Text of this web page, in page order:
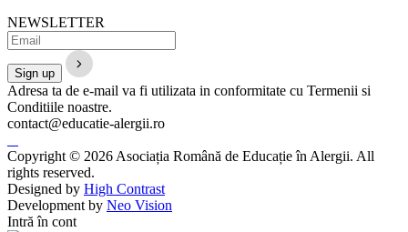
NEWSLETTER
Adresa ta de e-mail va fi utilizata in conformitate cu Termenii si
Conditiile noastre.
contact@educatie-alergii.ro
Copyright © 2026 Asociația Română de Educație în Alergii. All
rights reserved.
Designed by High Contrast
Development by Neo Vision
Intră în cont